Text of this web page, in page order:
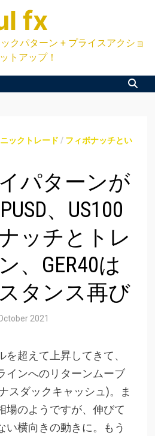
fx
クパターン + プライスアクショ
トアップ！
ックトレード / フィボナッチとい
パターンが
、US100
ッチとトレ
、GER40は
タンス再び
2021
超えて上昇してきて、
インへのリターンムーブ
スダックキャッシュ)。ま
場のようですが、伸びて
い横向きの動きに。もう